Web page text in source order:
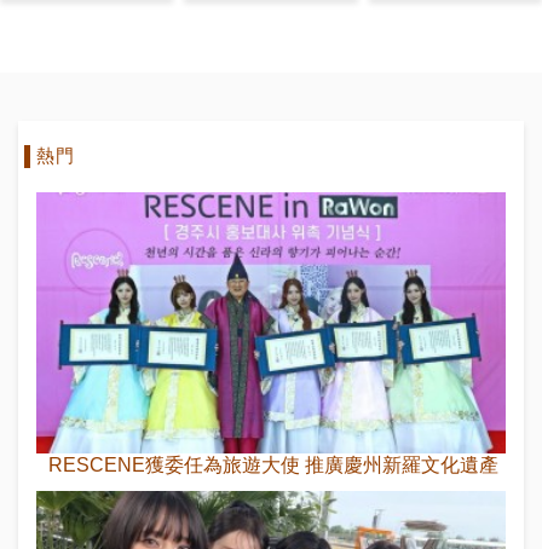
熱門
RESCENE獲委任為旅遊大使 推廣慶州新羅文化遺產